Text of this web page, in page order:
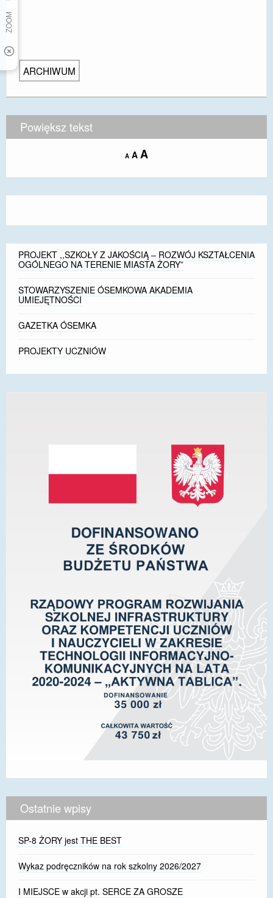
ARCHIWUM
Powiększ tekst
A Decrease
size.
A Reset
size.
AIncrease
size.
PROJEKT ,,SZKOŁY Z JAKOŚCIĄ – ROZWÓJ KSZTAŁCENIA
OGÓLNEGO NA TERENIE MIASTA ŻORY”
STOWARZYSZENIE ÓSEMKOWA AKADEMIA
UMIEJĘTNOŚCI
GAZETKA ÓSEMKA
PROJEKTY UCZNIÓW
Ostatnie wpisy
SP-8 ŻORY jest THE BEST
Wykaz podręczników na rok szkolny 2026/2027
I MIEJSCE w akcji pt. SERCE ZA GROSZE